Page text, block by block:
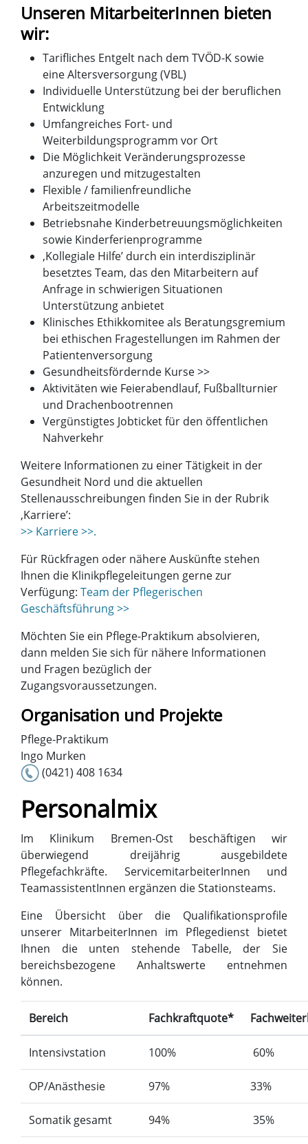
Unseren MitarbeiterInnen bieten
wir:
Tarifliches Entgelt nach dem TVÖD-K sowie
eine Altersversorgung (VBL)
Individuelle Unterstützung bei der beruflichen
Entwicklung
Umfangreiches Fort- und
Weiterbildungsprogramm vor Ort
Die Möglichkeit Veränderungsprozesse
anzuregen und mitzugestalten
Flexible / familienfreundliche
Arbeitszeitmodelle
Betriebsnahe Kinderbetreuungsmöglichkeiten
sowie Kinderferienprogramme
‚Kollegiale Hilfe’ durch ein interdisziplinär
besetztes Team, das den Mitarbeitern auf
Anfrage in schwierigen Situationen
Unterstützung anbietet
Klinisches Ethikkomitee als Beratungsgremium
bei ethischen Fragestellungen im Rahmen der
Patientenversorgung
Gesundheitsfördernde Kurse >>
Aktivitäten wie Feierabendlauf, Fußballturnier
und Drachenbootrennen
Vergünstigtes Jobticket für den öffentlichen
Nahverkehr
Weitere Informationen zu einer Tätigkeit in der
Gesundheit Nord und die aktuellen
Stellenausschreibungen finden Sie in der Rubrik
‚Karriere’:
>> Karriere >>.
Für Rückfragen oder nähere Auskünfte stehen
Ihnen die Klinikpflegeleitungen gerne zur
Verfügung: Team der Pflegerischen
Geschäftsführung >>
Möchten Sie ein Pflege-Praktikum absolvieren,
dann melden Sie sich für nähere Informationen
und Fragen bezüglich der
Zugangsvoraussetzungen.
Organisation und Projekte
Pflege-Praktikum
Ingo Murken
(0421) 408 1634
Personalmix
Im Klinikum Bremen-Ost beschäftigen wir
überwiegend dreijährig ausgebildete
Pflegefachkräfte. ServicemitarbeiterInnen und
TeamassistentInnen ergänzen die Stationsteams.
Eine Übersicht über die Qualifikationsprofile
unserer MitarbeiterInnen im Pflegedienst bietet
Ihnen die unten stehende Tabelle, der Sie
bereichsbezogene Anhaltswerte entnehmen
können.
Bereich Fachkraftquote*
Intensivstation 100% 60%
OP/Anästhesie 97% 33%
Somatik gesamt 94% 35%